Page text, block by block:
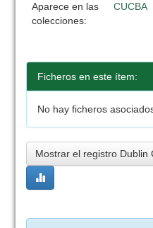
Aparece en las
colecciones:
CUCBA
Ficheros en este ítem:
No hay ficheros
Mostrar el registro Dublin